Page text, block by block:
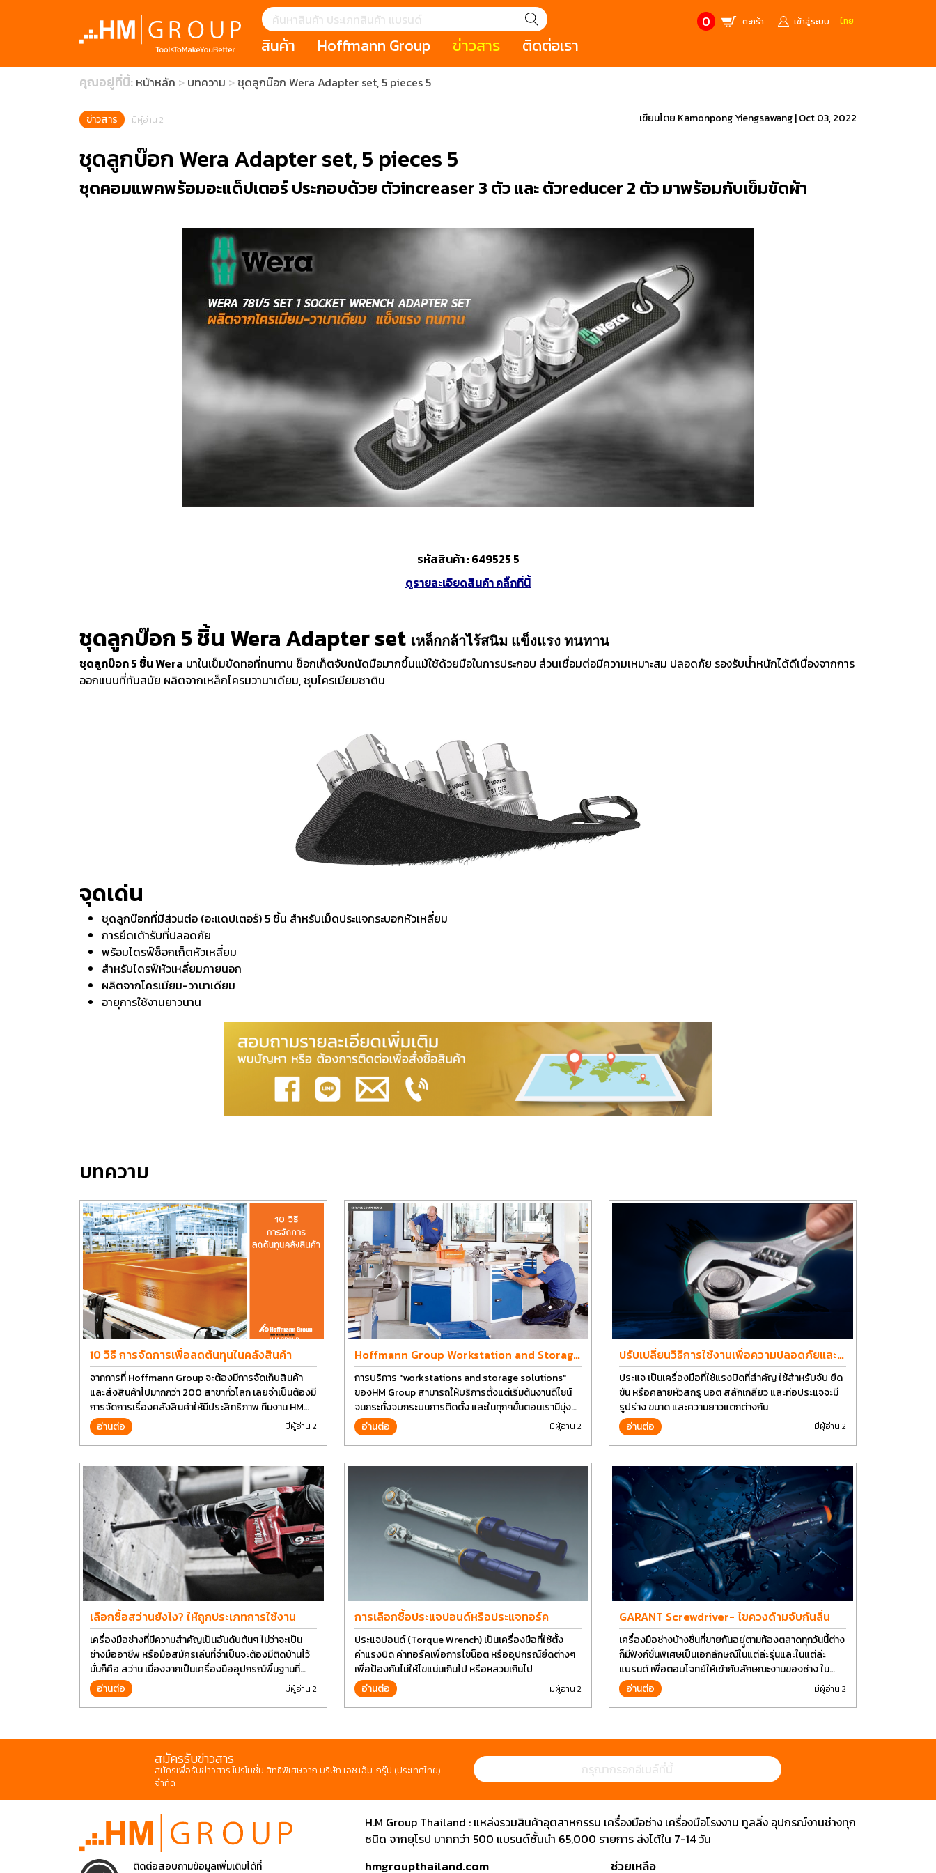
0 ตะกร้า เข้าสู่ระบบ ไทย
สินค้า
แนะนำ
มีดคัตเตอร์นิรภัย (safety cutter)
สินค้าประเภทประแจ
(Tools Height)
1 Mono machining / เครื่องมือใช้
งานกับเครื่องจักรและเครื่องCNC
2 Modular machining / ชุด
เครื่องมือใช้งานกับเครื่องจักรและ
3 Clamping technology /
อุปกรณ์จับยึด
มือสำหรับงานขัด เจียร และตกแต่ง
ผิว
6 Fastening tools for screws /
เครื่องมือช่าง ประเภทขันแน่น
7 Gripping, cutting, and striking
tools / เครื่องมือช่าง ประเภทจับ
ยึดให้แน่น
8 Hand and Assembly Tools /
เครื่องมือช่างสำหรับงานประกอบ
9 Workstations and Storage /
โต๊ะและตู้เก็บเครื่องมือ
0 Workshop accessories and
occupational safety / อุปกรณ์
เครื่องมือทั่วไป และอุปกรณ์ความ
ปลอดภัย
Hoffmann Group
HOFFMANN GROUP STORY HOLEX
ข่าวสาร
บทความ เหตุการณ์
Trusco
ติดต่อเรา
คุณอยู่ที่นี้: หน้าหลัก บทความ ชุดลูกบ๊อก Wera Adapter set, 5 pieces 5
ข่าวสาร มีผู้อ่าน 2 เขียนโดย Kamonpong Yiengsawang|Oct 03, 2022
ชุดลูกบ๊อก Wera Adapter set, 5 pieces 5
ชุดคอมแพคพร้อมอะแด็ปเตอร์ ประกอบด้วย ตัวincreaser 3 ตัว และ ตัวreducer 2 ตัว มาพร้อมกับเข็มขัดผ้า
รหัสสินค้า : 649525 5
ดูรายละเอียดสินค้า คลิ๊กที่นี้
ชุดลูกบ๊อก 5 ชิ้น Wera Adapter set เหล็กกล้าไร้สนิม แข็งแรง ทนทาน
ชุดลูกบ๊อก 5 ชิ้น Wera มาในเข็มขัดทอที่ทนทาน ซ็อกเก็ตจับถนัดมือมากขึ้นแม้ใช้ด้วยมือในการประกอบ ส่วนเชื่อมต่อมีความเหมาะสม ปลอดภัย รองรับน้ำหนักได้ดีเนื่องจากการ
ออกแบบที่ทันสมัย ผลิตจากเหล็กโครมวานาเดียม, ชุบโครเมียมซาติน
จุดเด่น
ชุดลูกบ๊อกที่มีส่วนต่อ (อะแดปเตอร์) 5 ชิ้น สำหรับเม็ดประแจกระบอกหัวเหลี่ยม
การยึดเต้ารับที่ปลอดภัย
พร้อมไดรฟ์ซ็อกเก็ตหัวเหลี่ยม
สำหรับไดรฟ์หัวเหลี่ยมภายนอก
ผลิตจากโครเมียม-วานาเดียม
อายุการใช้งานยาวนาน
บทความ
10 วิธี การจัดการเพื่อลดต้นทุนในคลังสินค้า
จากการที่ Hoffmann Group จะต้องมีการจัดเก็บสินค้า
และส่งสินค้าไปมากกว่า 200 สาขาทั่วโลก เลยจำเป็นต้องมี
การจัดการเรื่องคลังสินค้าให้มีประสิทธิภาพ ทีมงาน HM
Group เลยอยากนำวิธีการบางส่วนมาแบ่งปันกัน
อ่านต่อ มีผู้อ่าน 2
Hoffmann Group Workstation and Storage
Design
การบริการ "workstations and storage solutions"
ของHM Group สามารถให้บริการตั้งแต่เริ่มต้นงานดีไซน์
จนกระทั่งจบกระบนการติดตั้ง และในทุกๆขั้นตอนเรามีมุ่ง
มั่นเพื่อที่จะให้คุณได้รับคุณภาพและการที่งานที่ดีที่สุด บน
ต้นทุนที่ดีที่สุดเช่นกัน
อ่านต่อ มีผู้อ่าน 2
ปรับเปลี่ยนวิธีการใช้งานเพื่อความปลอดภัยและ
ยืดอายุการใช้งานประแจได้อีกนาน
ประแจ เป็นเครื่องมือที่ใช้แรงบิดที่สำคัญ ใช้สำหรับจับ ยึด
ขัน หรือคลายหัวสกรู นอต สลักเกลียว และท่อประแจจะมี
รูปร่าง ขนาด และความยาวแตกต่างกัน
อ่านต่อ
มีผู้อ่าน 2
เลือกซื้อสว่านยังไง? ให้ถูกประเภทการใช้งาน
เครื่องมือช่างที่มีความสำคัญเป็นอันดับต้นๆ ไม่ว่าจะเป็น
ช่างมืออาชีพ หรือมือสมัครเล่นที่จำเป็นจะต้องมีติดบ้านไว้
นั่นก็คือ สว่าน เนื่องจากเป็นเครื่องมืออุปกรณ์พื้นฐานที่
สามารถใช้ได้กับงานหลากหลายทั่วไป เรียกว่า เป็นเครื่อง
มือที่ใช้ง่าย ใครๆก็สามารถใช้ได้
อ่านต่อ มีผู้อ่าน 2
การเลือกซื้อประแจปอนด์หรือประแจทอร์ค
ประแจปอนด์ (Torque Wrench) เป็นเครื่องมือที่ใช้ตั้ง
ค่าแรงบิด ค่าทอร์คเพื่อการไขน็อต หรืออุปกรณ์ยึดต่างๆ
เพื่อป้องกันไม่ให้ไขแน่นเกินไป หรือหลวมเกินไป
อ่านต่อ
มีผู้อ่าน 2
GARANT Screwdriver- ไขควงด้ามจับกันลื่น
เครื่องมือช่างบ้างชิ้นที่ขายกันอยุู่ตามท้องตลาดทุกวันนี้ต่าง
ก็มีฟังก์ชั่นพิเศษเป็นเอกลักษณ์ในแต่ล่ะรุ่นและในแต่ล่ะ
แบรนด์ เพื่อตอบโจทย์ให้เข้ากับลักษณะงานของช่าง ใน
ปัจจุบันเราใช้งานอุปกรณ์ช่างพื้นฐานอย่างไขควงกันในงาน
หลายประเภททำให้มีการปรับเปลี่ยนรูปแบบ
อ่านต่อ มีผู้อ่าน 2
สมัครรับข่าวสาร
สมัครเพื่อรับข่าวสาร โปรโมชั่น สิทธิพิเศษจาก บริษัท เอช.เอ็ม. กรุ๊ป (ประเทศไทย)
จำกัด
ติดต่อสอบถามข้อมูลเพิ่มเติมได้ที่
H.M Group Thailand : แหล่งรวมสินค้าอุตสาหกรรม เครื่องมือช่าง เครื่องมือโรงงาน ทูลลิ่ง อุปกรณ์งานช่างทุก
ชนิด จากยุโรป มากกว่า 500 แบรนด์ชั้นนำ 65,000 รายการ ส่งได้ใน 7-14 วัน
hmgroupthailand.com ช่วยเหลือ